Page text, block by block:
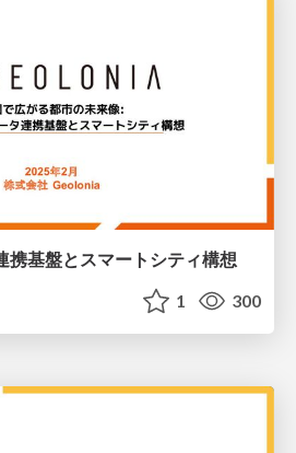
携基盤とスマートシティ構想
1 300